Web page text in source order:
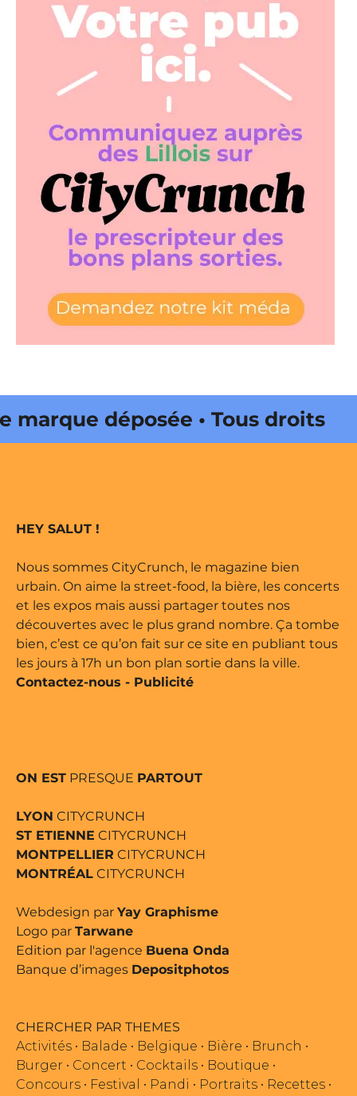
déposée • Tous droits
par Buena Onda Web •
HEY SALUT !
Nous sommes CityCrunch, le magazine bien
urbain. On aime la street-food, la bière, les concerts
et les expos mais aussi partager toutes nos
découvertes avec le plus grand nombre. Ça tombe
bien, c’est ce qu’on fait sur ce site en publiant tous
les jours à 17h un bon plan sortie dans la ville.
Contactez-nous - Publicité
ON EST PRESQUE PARTOUT
LYON CITYCRUNCH
ST ETIENNE CITYCRUNCH
MONTPELLIER CITYCRUNCH
MONTRÉAL CITYCRUNCH
Webdesign par Yay Graphisme
Logo par Tarwane
Edition par l'agence Buena Onda
Banque d’images Depositphotos
CHERCHER PAR THEMES
Activités • Balade • Belgique • Bière • Brunch •
Burger • Concert • Cocktails • Boutique •
Concours • Festival • Pandi • Portraits • Recettes •